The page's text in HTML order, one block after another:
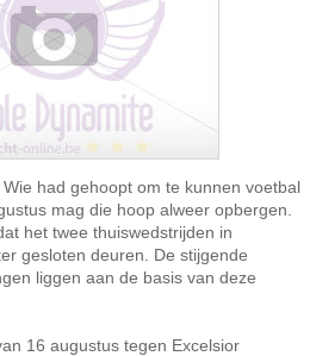
Wie had gehoopt om te kunnen voetbal
mag die hoop alweer opbergen.
het twee thuiswedstrijden in
gesloten deuren. De stijgende
liggen aan de basis van deze
16 augustus tegen Excelsior